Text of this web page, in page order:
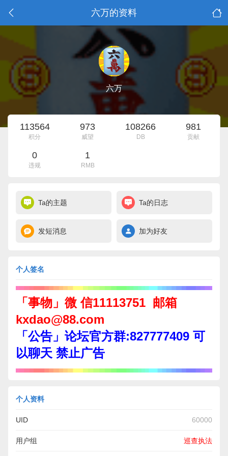
六万的资料
六万
113564
积分
973
威望
108266
DB
981
贡献
0
违规
1
RMB
Ta的主题 Ta的日志
发短消息 加为好友
个人签名
「事物」微 信11113751 邮箱
kxdao@88.com
「公告」论坛官方群:827777409 可
以聊天 禁止广告
个人资料
UID 60000
用户组 巡查执法